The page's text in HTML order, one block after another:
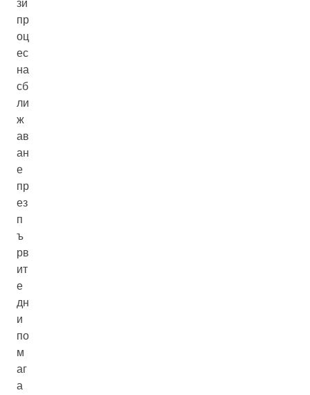
зи
пр
оц
ес
на
сб
ли
ж
ав
ан
е
пр
ез
п
ъ
рв
ит
е
дн
и
по
м
аг
а